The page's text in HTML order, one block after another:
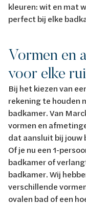
kleuren: wit en mat
perfect bij elke
Vormen en
voor elke
Bij het kiezen van
rekening te houden
badkamer. Van
vormen en
dat aansluit bij jouw
Of je nu een 1-
badkamer of
badkamer. Wij
verschillende
ovalen bad of een